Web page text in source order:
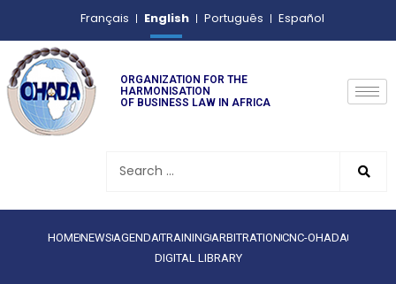
Français English Português Español
ORGANIZATION FOR THE
HARMONISATION
OF BUSINESS LAW IN AFRICA
HOMENEWS AGENDATRAINING ARBITRATIONCNC-OHADA
DIGITAL LIBRARY